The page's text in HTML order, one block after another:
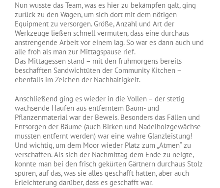
Nun wusste das Team, was es hier zu bekämpfen galt, ging
zurück zu den Wagen, um sich dort mit dem nötigen
Equipment zu versorgen. Größe, Anzahl und Art der
Werkzeuge ließen schnell vermuten, dass eine durchaus
anstrengende Arbeit vor einem lag. So war es dann auch und
alle froh als man zur Mittagspause rief.
Das Mittagessen stand – mit den frühmorgens bereits
beschafften Sandwichtüten der Community Kitchen –
ebenfalls im Zeichen der Nachhaltigkeit.
Anschließend ging es wieder in die Vollen – der stetig
wachsende Haufen aus entferntem Baum- und
Pflanzenmaterial war der Beweis. Besonders das Fällen und
Entsorgen der Bäume (auch Birken und Nadelholzgewächse
mussten entfernt werden) war eine wahre Glanzleistung!
Und wichtig, um dem Moor wieder Platz zum „Atmen“ zu
verschaffen. Als sich der Nachmittag dem Ende zu neigte,
konnte man bei den frisch gekürten Gärtnern durchaus Stolz
spüren, auf das, was sie alles geschafft hatten, aber auch
Erleichterung darüber, dass es geschafft war.